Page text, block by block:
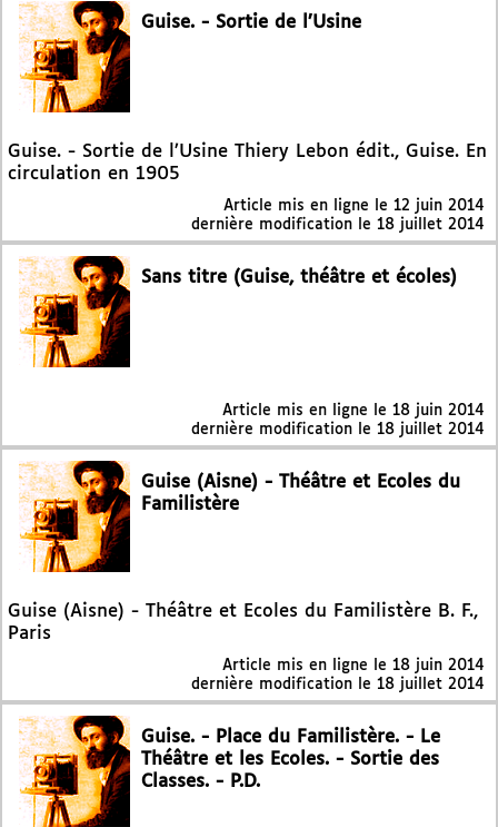
Guise. - Sortie de l’Usine
Guise. - Sortie de l’Usine Thiery Lebon édit., Guise. En
circulation en 1905
Article mis en ligne le 12 juin 2014
dernière modification le 18 juillet 2014
Sans titre (Guise, théâtre et écoles)
Article mis en ligne le 18 juin 2014
dernière modification le 18 juillet 2014
Guise (Aisne) - Théâtre et Ecoles du
Familistère
Guise (Aisne) - Théâtre et Ecoles du Familistère B. F.,
Paris
Article mis en ligne le 18 juin 2014
dernière modification le 18 juillet 2014
Guise. - Place du Familistère. - Le
Théâtre et les Ecoles. - Sortie des
Classes. - P.D.